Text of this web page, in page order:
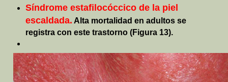
Síndrome estafilocóccico de la piel
escaldada. Alta mortalidad en adultos se
registra con este trastorno (Figura 13).